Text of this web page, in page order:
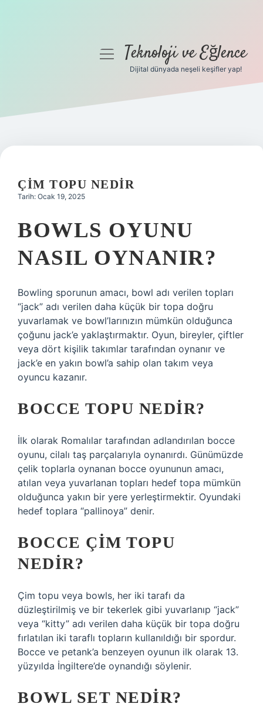
Gizlilik Politikası
Yasal Uyarı
menüyüTeknoloji ve Eğlence
Dijital dünyada neşeli keşifler yap!
ÇIM TOPU NEDIR
Tarih: Ocak 19, 2025
BOWLS OYUNU
NASIL OYNANIR?
Bowling sporunun amacı, bowl adı verilen topları
“jack” adı verilen daha küçük bir topa doğru
yuvarlamak ve bowl’larınızın mümkün olduğunca
çoğunu jack’e yaklaştırmaktır. Oyun, bireyler, çiftler
veya dört kişilik takımlar tarafından oynanır ve
jack’e en yakın bowl’a sahip olan takım veya
oyuncu kazanır.
BOCCE TOPU NEDIR?
İlk olarak Romalılar tarafından adlandırılan bocce
oyunu, cilalı taş parçalarıyla oynanırdı. Günümüzde
çelik toplarla oynanan bocce oyununun amacı,
atılan veya yuvarlanan topları hedef topa mümkün
olduğunca yakın bir yere yerleştirmektir. Oyundaki
hedef toplara “pallinoya” denir.
BOCCE ÇIM TOPU
NEDIR?
Çim topu veya bowls, her iki tarafı da
düzleştirilmiş ve bir tekerlek gibi yuvarlanıp “jack”
veya “kitty” adı verilen daha küçük bir topa doğru
fırlatılan iki taraflı topların kullanıldığı bir spordur.
Bocce ve petank’a benzeyen oyunun ilk olarak 13.
yüzyılda İngiltere’de oynandığı söylenir.
BOWL SET NEDIR?